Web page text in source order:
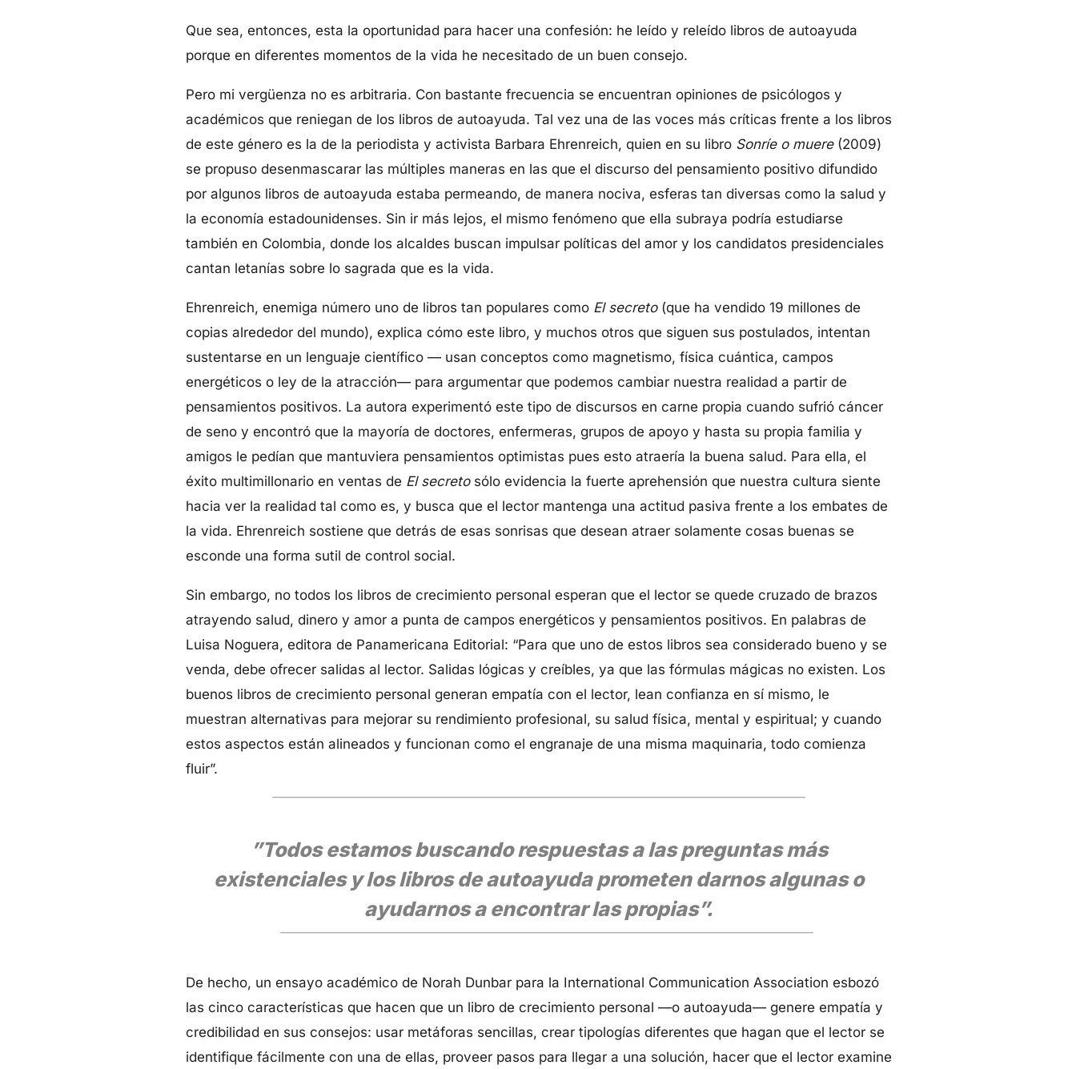
Que sea, entonces, esta la oportunidad para hacer una confesión: he leído y releído libros de autoayuda
porque en diferentes momentos de la vida he necesitado de un buen consejo.
Pero mi vergüenza no es arbitraria. Con bastante frecuencia se encuentran opiniones de psicólogos y
académicos que reniegan de los libros de autoayuda. Tal vez una de las voces más críticas frente a los libros
de este género es la de la periodista y activista Barbara Ehrenreich, quien en su libro Sonríe o muere(2009)
se propuso desenmascarar las múltiples maneras en las que el discurso del pensamiento positivo difundido
por algunos libros de autoayuda estaba permeando, de manera nociva, esferas tan diversas como la salud y
la economía estadounidenses. Sin ir más lejos, el mismo fenómeno que ella subraya podría estudiarse
también en Colombia, donde los alcaldes buscan impulsar políticas del amor y los candidatos presidenciales
cantan letanías sobre lo sagrada que es la vida.
Ehrenreich, enemiga número uno de libros tan populares como El secreto(que ha vendido 19 millones de
copias alrededor del mundo), explica cómo este libro, y muchos otros que siguen sus postulados, intentan
sustentarse en un lenguaje científico — usan conceptos como magnetismo, física cuántica, campos
energéticos o ley de la atracción— para argumentar que podemos cambiar nuestra realidad a partir de
pensamientos positivos. La autora experimentó este tipo de discursos en carne propia cuando sufrió cáncer
de seno y encontró que la mayoría de doctores, enfermeras, grupos de apoyo y hasta su propia familia y
amigos le pedían que mantuviera pensamientos optimistas pues esto atraería la buena salud. Para ella, el
éxito multimillonario en ventas de El secretosólo evidencia la fuerte aprehensión que nuestra cultura siente
hacia ver la realidad tal como es, y busca que el lector mantenga una actitud pasiva frente a los embates de
la vida. Ehrenreich sostiene que detrás de esas sonrisas que desean atraer solamente cosas buenas se
esconde una forma sutil de control social.
Sin embargo, no todos los libros de crecimiento personal esperan que el lector se quede cruzado de brazos
atrayendo salud, dinero y amor a punta de campos energéticos y pensamientos positivos. En palabras de
Luisa Noguera, editora de Panamericana Editorial: “Para que uno de estos libros sea considerado bueno y se
venda, debe ofrecer salidas al lector. Salidas lógicas y creíbles, ya que las fórmulas mágicas no existen. Los
buenos libros de crecimiento personal generan empatía con el lector, lean confianza en sí mismo, le
muestran alternativas para mejorar su rendimiento profesional, su salud física, mental y espiritual; y cuando
estos aspectos están alineados y funcionan como el engranaje de una misma maquinaria, todo comienza
fluir”.
”Todos estamos buscando respuestas a las preguntas más
existenciales y los libros de autoayuda prometen darnos algunas o
ayudarnos a encontrar las propias”.
De hecho, un ensayo académico de Norah Dunbar para la International Communication Association esbozó
las cinco características que hacen que un libro de crecimiento personal —o autoayuda— genere empatía y
credibilidad en sus consejos: usar metáforas sencillas, crear tipologías diferentes que hagan que el lector se
identifique fácilmente con una de ellas, proveer pasos para llegar a una solución, hacer que el lector examine